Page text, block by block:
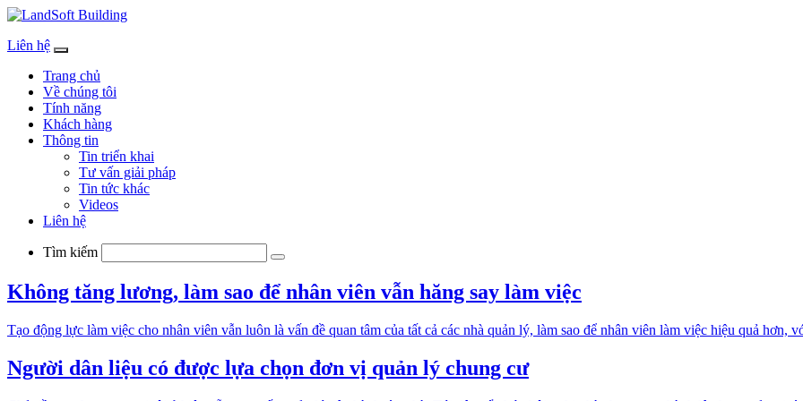
Liên hệ
Trang chủ
Về chúng tôi
Tính năng
Khách hàng
Thông tin
Tin triển khai
Tư vấn giải pháp
Tin tức khác
Videos
Liên hệ
Nhập
khóa
Tìm kiếm
Không tăng lương, làm sao để nhân viên vẫn hăng say làm việc
Tạo động lực làm việc cho nhân viên vẫn luôn là vấn đề quan tâm của tất cả các nhà quản lý, làm sao để nhân viên làm việc hiệu quả hơn,
Người dân liệu có được lựa chọn đơn vị quản lý chung cư